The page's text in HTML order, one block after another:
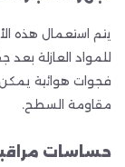
يتم استعمال هذه
للمواد العازلة
فجوات هوائية
مقاومة السطح.
حساسات